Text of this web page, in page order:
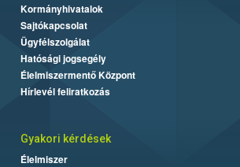
Kormányhivatalok
Sajtókapcsolat
Ügyfélszolgálat
Hatósági jogsegély
Élelmiszermentő Központ
Hírlevél feliratkozás
Gyakori kérdések
Élelmiszer